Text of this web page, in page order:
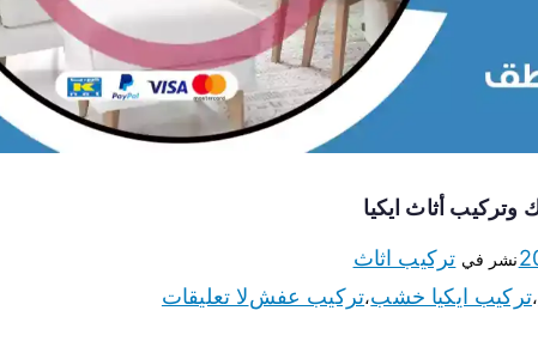
نشر في تركيب اثاث
،تركيب ايكيا خشب،تركيب عفشلا تعليقات